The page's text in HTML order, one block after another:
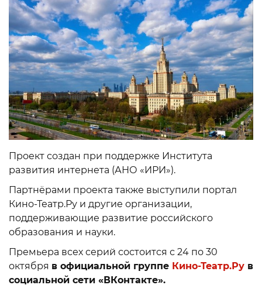
Проект создан при поддержке Института
развития интернета (АНО «ИРИ»).
Партнёрами проекта также выступили портал
Кино-Театр.Ру и другие организации,
поддерживающие развитие российского
образования и науки.
Премьера всех серий состоится с 24 по 30
октября в официальной группе Кино-Театр.Ру в
социальной сети «ВКонтакте».